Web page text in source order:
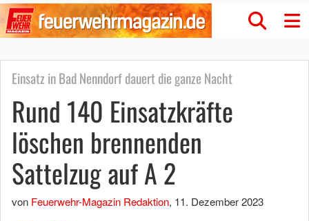
Einsatz in Bad Nenndorf dauert die ganze Nacht
Rund 140 Einsatzkräfte
löschen brennenden
Sattelzug auf A 2
von Feuerwehr-Magazin Redaktion, 11. Dezember 2023